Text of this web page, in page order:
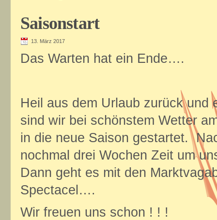
Saisonstart
13. März 2017
Das Warten hat ein Ende….
Heil aus dem Urlaub zurück und
sind wir bei schönstem Wetter
in die neue Saison gestartet.
nochmal drei Wochen Zeit um
Dann geht es mit den
Spectacel….
Wir freuen uns schon ! ! !